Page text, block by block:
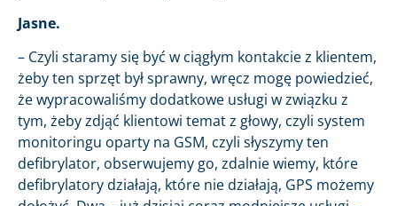
Jasne.
– Czyli staramy się być w ciągłym kontakcie z klientem,
żeby ten sprzęt był sprawny, wręcz mogę powiedzieć,
że wypracowaliśmy dodatkowe usługi w związku z
tym, żeby zdjąć klientowi temat z głowy, czyli system
monitoringu oparty na GSM, czyli słyszymy ten
defibrylator, obserwujemy go, zdalnie wiemy, które
defibrylatory działają, które nie działają, GPS możemy